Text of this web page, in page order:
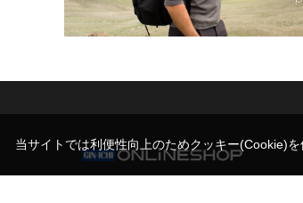
当サイトでは利便性向上のためクッキー(Cookie)